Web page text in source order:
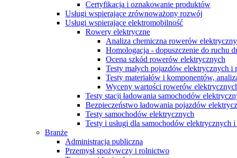
Certyfikacja i oznakowanie produktów
Usługi wspierające zrównoważony rozwój
Usługi wspierające elektromobilność
Rowery elektryczne
Analiza chemiczna rowerów
Homologacja - dopuszczenie do ruchu
Ocena szkód rowerów elektrycznych
Testy małych pojazdów elektrycznych
Testy materiałów i komponentów,
Wyceny wartości rowerów
Testy stacji ładowania samochodów
Bezpieczeństwo ładowania pojazdów
Testy samochodów elektrycznych
Testy i usługi dla samochodów elektrycznych
Branże
Administracja publiczna
Przemysł spożywczy i rolnictwo